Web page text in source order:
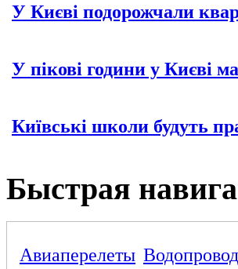
У Києві подорожчали
У пікові години у Києві
Київські школи будуть
Быстрая
Авиаперелеты Водопровод